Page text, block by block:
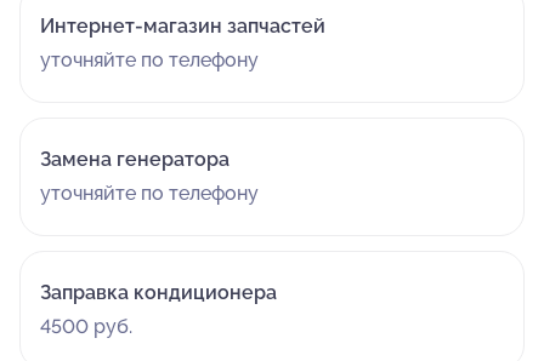
Интернет-магазин запчастей
уточняйте по телефону
Замена генератора
уточняйте по телефону
Заправка кондиционера
4500 руб.